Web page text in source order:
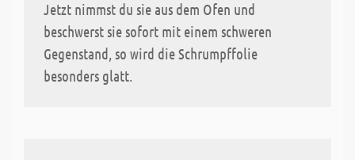
Jetzt nimmst du sie aus dem Ofen und
beschwerst sie sofort mit einem schweren
Gegenstand, so wird die Schrumpffolie
besonders glatt.